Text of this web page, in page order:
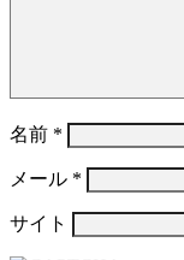
名前 *
メール *
サイト